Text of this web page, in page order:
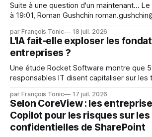
Suite à une question d'un maintenant... Le mar. 14 juil. 2026
à 19:01, Roman Gushchin
mainteneurs — irréalisable. Si le but est
les LLM de manière
par François Tonic 18 juil. 2026
L'IA fait-elle exploser les
entreprises ?
Une étude Rocket Software montre que
responsables IT disent capitaliser sur les
pression sur les usages et l'investissement. Cette
révèle un écart entre l'ambition et la
par François Tonic 17 juil. 2026
Selon CoreView : les
Copilot pour les risques sur
confidentielles de SharePoint